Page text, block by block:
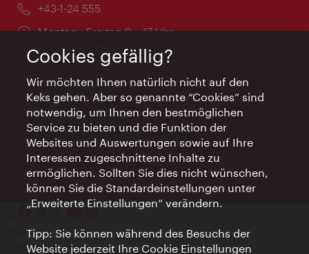
Telefon:
+43-1-24 555
Öffnungszeiten:
Montag - Freitag 9 – 17 Uhr
Feiertags geschlossen
AI Concierge Wien
Ort:
concierge.wien.info
Öffnungszeiten:
Informationen rund um die Uhr
Kontakt
Impressum
Cookies gefällig?
Wir möchten Ihnen natürlich nicht auf den
Keks gehen. Aber so genannte “Cookies” sind
notwendig, um Ihnen den bestmöglichen
Service zu bieten und die Funktion der
Websites und Auswertungen sowie auf Ihre
Interessen zugeschnittene Inhalte zu
ermöglichen. Sollten Sie dies nicht wünschen,
können Sie die Standardeinstellungen unter
„Erweiterte Einstellungen“ verändern.
Tipp: Sie können während des Besuchs der
Website jederzeit Ihre Cookie Einstellungen